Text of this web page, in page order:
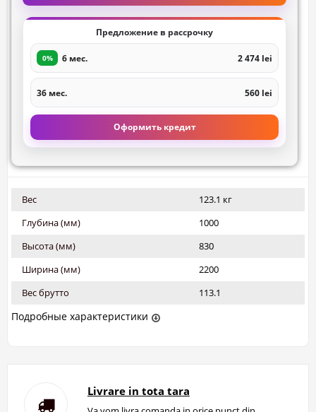
Предложение в рассрочку
0% 6 мес. 2 474 lei
36 мес. 560 lei
Оформить кредит
Вес
123.1 кг
Глубина (мм)
1000
Высота (мм)
830
Ширина (мм)
2200
Вес брутто
113.1
Подробные характеристики
Livrare in tota tara